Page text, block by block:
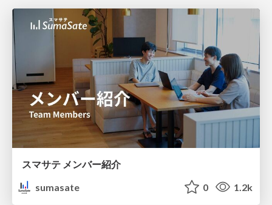
スマサテ メンバー紹介
sumasate
0 1.2k